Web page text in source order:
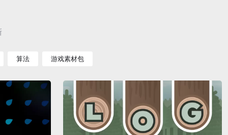
算法 游戏素材包